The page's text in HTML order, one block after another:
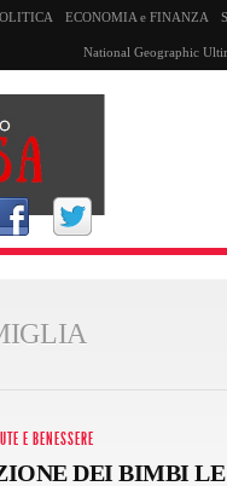
ECONOMIA e FINANZA
National Geographic
E BENESSERE
DEI BIMBI